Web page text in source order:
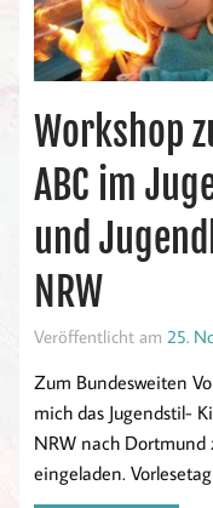
Workshop
ABC im
und
NRW
Veröffentlicht am 25.
Zum Bundesweiten
mich das Jugendstil-
NRW nach Dortmund
eingeladen.